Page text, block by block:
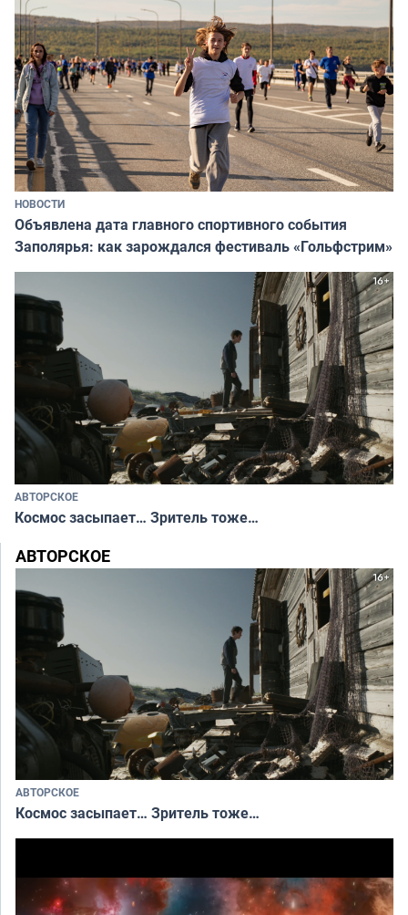
НОВОСТИ
Объявлена дата главного спортивного события
Заполярья: как зарождался фестиваль «Гольфстрим»
АВТОРСКОЕ
Космос засыпает… Зритель тоже…
АВТОРСКОЕ
АВТОРСКОЕ
Космос засыпает… Зритель тоже…